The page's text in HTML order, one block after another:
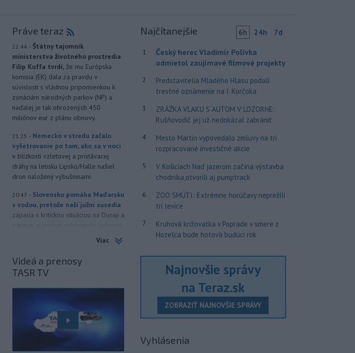
Práve teraz
22:44 - Štátny tajomník
ministerstva životného prostredia
Filip Kuffa tvrdí, že mu Európska
komisia (EK) dala za pravdu v
súvislosti s vládnou pripomienkou k
zonáciám národných parkov (NP) a
naďalej je tak ohrozených 450
miliónov eur z plánu obnovy.
21:25 - Nemecko v stredu začalo
vyšetrovanie po tom, ako sa v noci
v blízkosti vzletovej a pristávacej
dráhy na letisku Lipsko/Halle našiel
dron naložený výbušninami.
20:47 - Slovensko pomáha Maďarsku
s vodou, pretože naši južní susedia
zápasia s kritickou situáciou na Dunaji a
objavila ďalší podzemný tunel,
ktorý mal
slúžiť na nelegálne
Ruská dezinformačná
kampaň sa vo Francúzsku zamerala
Viac
Videá a prenosy
TASR TV
Najčítanejšie 6h 24h 7d
1
Český herec Vladimír Polívka
odmietol zaujímavé filmové projekty
2
Predstavitelia Mladého Hlasu podali
trestné oznámenie na I. Korčoka
3
ZRÁŽKA VLAKU S AUTOM V LOZORNE:
Rušňovodič jej už nedokázal zabrániť
4
Mesto Martin vypovedalo zmluvy na tri
rozpracované investičné akcie
5
V Košiciach Nad jazerom začína výstavba
chodníka,otvorili aj pumptrack
6
ZOO SMÚTI: Extrémne horúčavy neprežili
tri levice
7
Kruhová križovatka v Poprade v smere z
Hozelca bude hotová budúci rok
Najnovšie správy
na Teraz.sk
ZOBRAZIŤ NAJNOVŠIE SPRÁVY
Vyhlásenia